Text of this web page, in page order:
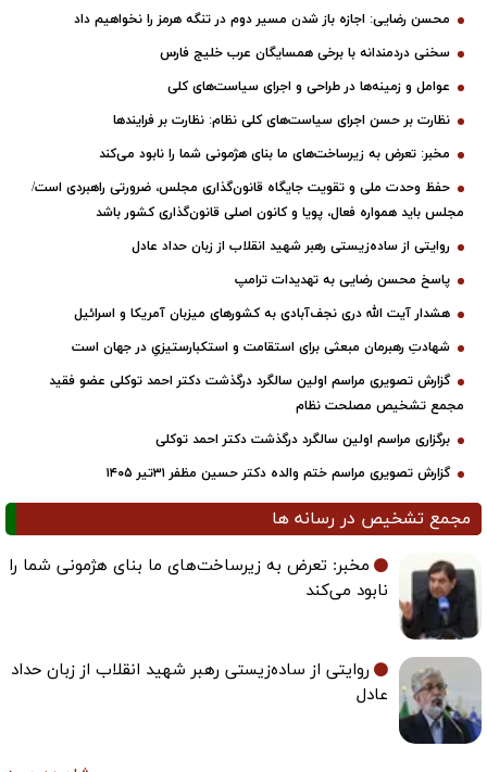
محسن رضایی: اجازه باز شدن مسیر دوم در تنگه هرمز را نخواهیم داد
سخنی دردمندانه با برخی همسایگان عرب خلیج فارس
عوامل و زمینه‌ها در طراحی و اجرای سیاست‌های کلی
نظارت بر حسن اجرای سیاست‌های کلی نظام: نظارت بر فرایندها
مخبر: تعرض به زیرساخت‌های ما بنای هژمونی شما را نابود می‌کند
حفظ وحدت ملی و تقویت جایگاه قانون‌گذاری مجلس، ضرورتی راهبردی است/
مجلس باید همواره فعال، پویا و کانون اصلی قانون‌گذاری کشور باشد
روایتی از ساده‌زیستی رهبر شهید انقلاب از زبان حداد عادل
پاسخ محسن رضایی به تهدیدات ترامپ
هشدار آیت الله دری نجف‌آبادی به کشورهای میزبان آمریکا و اسرائیل
شهادتِ رهبرمان مبعثی برای استقامت و استکبارستیزیِ در جهان است
گزارش تصویری مراسم اولین سالگرد درگذشت دکتر احمد توکلی عضو فقید
مجمع تشخیص مصلحت نظام
برگزاری مراسم اولین سالگرد درگذشت دکتر احمد توکلی
گزارش تصویری مراسم ختم والده دکتر حسین مظفر ۳۱تیر ۱۴۰۵
مجمع تشخیص در رسانه ها
مخبر: تعرض به زیرساخت‌های ما بنای هژمونی شما را
نابود می‌کند
روایتی از ساده‌زیستی رهبر شهید انقلاب از زبان حداد
عادل